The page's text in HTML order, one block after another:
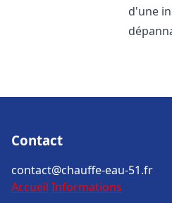
d'une
Contact
contact@chauffe-eau-51.fr
Accueil Informations